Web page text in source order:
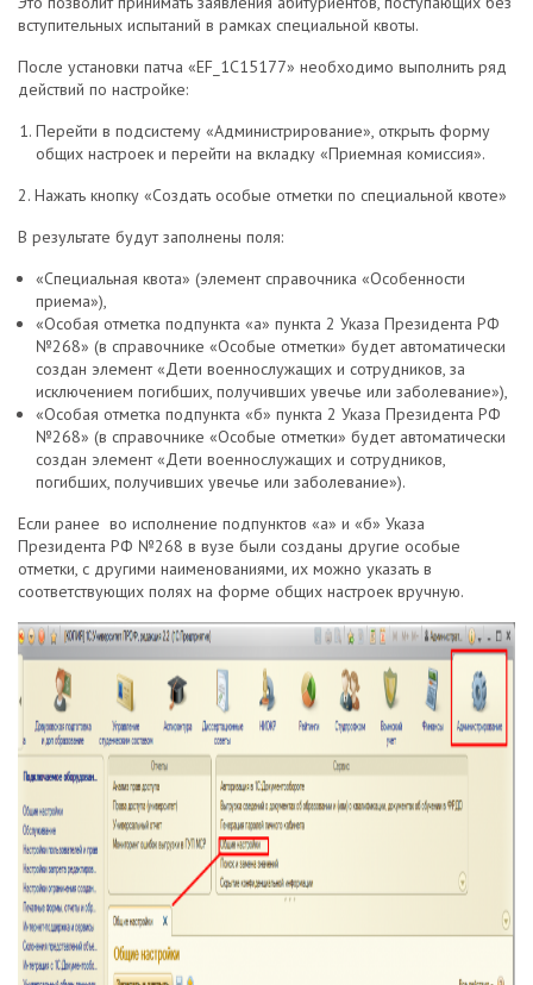
вступительных испытаний в рамках специальной квоты.
После установки патча «EF_1C15177» необходимо выполнить ряд
действий по настройке:
Перейти в подсистему «Администрирование», открыть форму
общих настроек и перейти на вкладку «Приемная комиссия».
2. Нажать кнопку «Создать особые отметки по специальной квоте»
В результате будут заполнены поля:
«Специальная квота» (элемент справочника «Особенности
приема»),
«Особая отметка подпункта «а» пункта 2 Указа Президента РФ
№268» (в справочнике «Особые отметки» будет автоматически
создан элемент «Дети военнослужащих и сотрудников, за
исключением погибших, получивших увечье или заболевание»),
«Особая отметка подпункта «б» пункта 2 Указа Президента РФ
№268» (в справочнике «Особые отметки» будет автоматически
создан элемент «Дети военнослужащих и сотрудников,
погибших, получивших увечье или заболевание»).
Если ранее во исполнение подпунктов «а» и «б» Указа
Президента РФ №268 в вузе были созданы другие особые
отметки, с другими наименованиями, их можно указать в
соответствующих полях на форме общих настроек вручную.